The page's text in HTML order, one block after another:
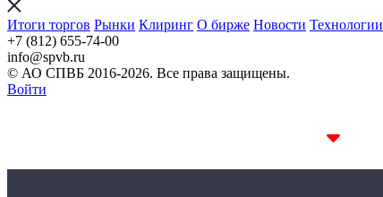
Итоги торгов Рынки Клиринг О бирже Новости Технологии
+7 (812) 655-74-00
info@spvb.ru
© АО СПВБ 2016-2026. Все права защищены.
Войти
1D 14.08%